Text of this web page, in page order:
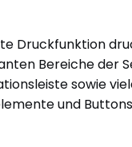
Druckfunktion
Bereiche der
sowie
und